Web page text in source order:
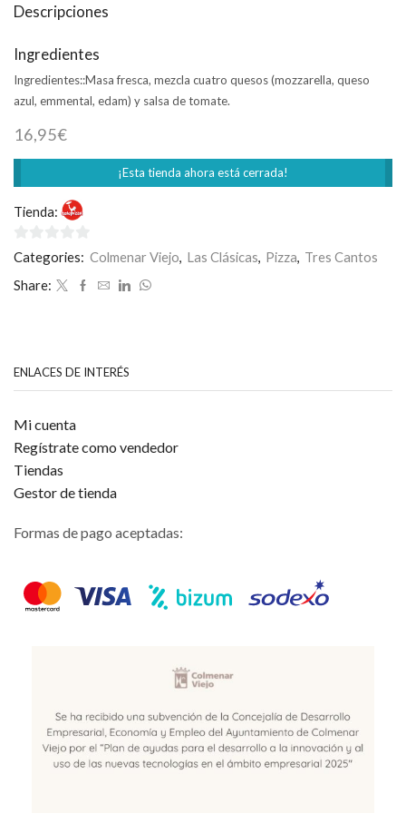
Descripciones
Ingredientes
Ingredientes::Masa fresca, mezcla cuatro quesos (mozzarella, queso
azul, emmental, edam) y salsa de tomate.
16,95€
¡Esta tienda ahora está cerrada!
Tienda:
0
5
Categories: Colmenar Viejo, Las Clásicas, Pizza, Tres Cantos
Share:
ENLACES DE INTERÉS
Mi cuenta
Regístrate como vendedor
Tiendas
Gestor de tienda
Formas de pago aceptadas: